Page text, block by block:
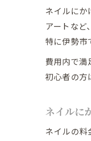
ネイルにか
アートなど
特に伊勢市
費用内で満
初心者の方
ネイルに
ネイルの料